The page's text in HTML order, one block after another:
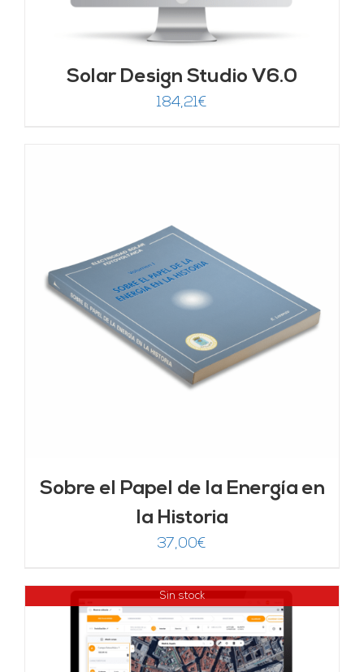
Solar Design Studio V6.0
184,21€
Sobre el Papel de la Energía en
la Historia
37,00€
Sin stock